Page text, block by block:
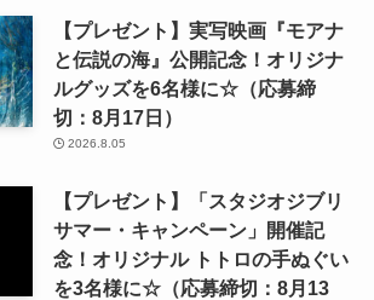
【プレゼント】実写映画『モアナ
と伝説の海』公開記念！オリジナ
ルグッズを6名様に☆（応募締
切：8月17日）
2026.8.05
【プレゼント】「スタジオジブリ
サマー・キャンペーン」開催記
念！オリジナル トトロの手ぬぐい
を3名様に☆（応募締切：8月13